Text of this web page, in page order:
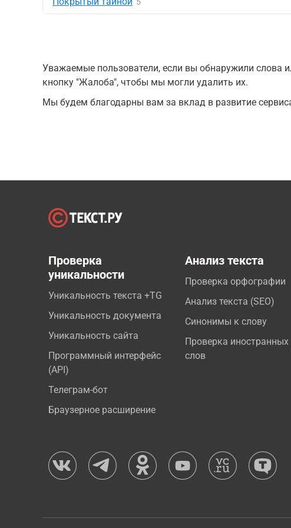
Уважаемые пользователи, если вы обнаружили слова
кнопку "Жалоба", чтобы мы могли удалить их.
Мы будем благодарны вам за вклад в развитие
Проверка
уникальности
Уникальность текста +TG
Уникальность документа
Уникальность сайта
Программный интерфейс
(API)
Телеграм-бот
Браузерное расширение
Анализ текста
Проверка орфографии
Анализ текста (SEO)
Синонимы к слову
Проверка иностранных
слов